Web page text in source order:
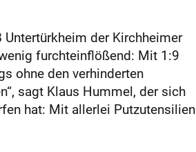
der Kirchheimer
furchteinflößend: Mit 1:9
ohne den verhinderten
sagt Klaus Hummel, der sich
hat: Mit allerlei Putzutensilien